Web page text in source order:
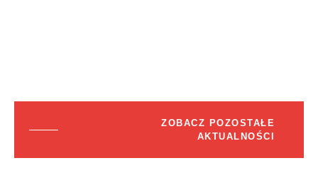
ZOBACZ POZOSTAŁE
AKTUALNOŚCI